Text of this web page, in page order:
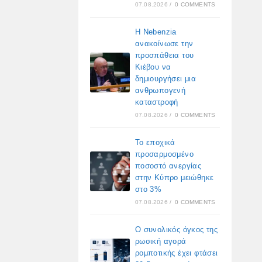
07.08.2026 / 0 COMMENTS
Η Nebenzia
ανακοίνωσε την
προσπάθεια του
Κιέβου να
δημιουργήσει μια
ανθρωπογενή
καταστροφή
07.08.2026 / 0 COMMENTS
Το εποχικά
προσαρμοσμένο
ποσοστό ανεργίας
στην Κύπρο μειώθηκε
στο 3%
07.08.2026 / 0 COMMENTS
Ο συνολικός όγκος της
ρωσική αγορά
ρομποτικής έχει φτάσει